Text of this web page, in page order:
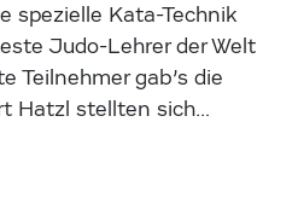
spezielle Kata-Technik
Judo-Lehrer der Welt
Teilnehmer gab’s die
Hatzl stellten sich…